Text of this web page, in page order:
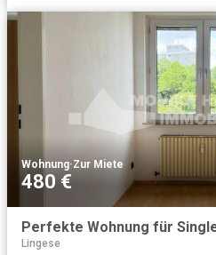
Wohnung·Zur Miete
480 €
Lingese